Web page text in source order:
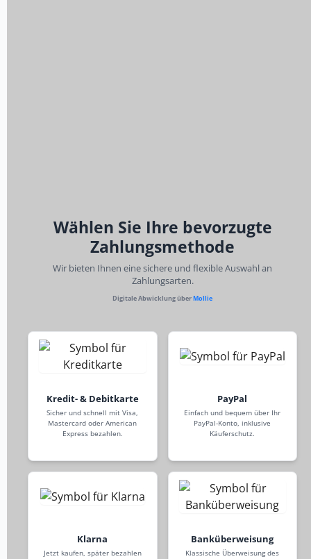
Wählen Sie Ihre bevorzugte
Zahlungsmethode
Wir bieten Ihnen eine sichere und flexible Auswahl an
Zahlungsarten.
Digitale Abwicklung überMollie
Kredit- & Debitkarte
Sicher und schnell mit Visa,
Mastercard oder American
Express bezahlen.
PayPal
Einfach und bequem über Ihr
PayPal-Konto, inklusive
Käuferschutz.
Klarna
Jetzt kaufen, später bezahlen
Banküberweisung
Klassische Überweisung des